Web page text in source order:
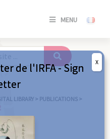
MENU
SE
/
LIBRARY > PUBLICATIONS >
de l'IRFA - Sign
X